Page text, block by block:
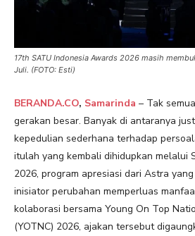
17th SATU Indonesia Awards 2026 masih
Juli. (FOTO: Esti)
BERANDA.CO, Samarinda – Tak
gerakan besar. Banyak di antaranya
kepedulian sederhana terhadap
itulah yang kembali dihidupkan melalui
2026, program apresiasi dari Astra
inisiator perubahan memperluas
kolaborasi bersama Young On Top
(YOTNC) 2026, ajakan tersebut